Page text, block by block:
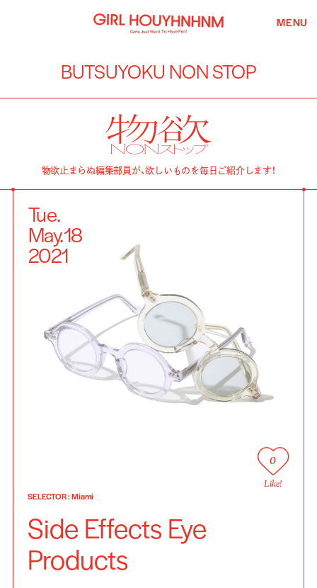
MENU
BUTSUYOKU NON STOP
物欲止まらぬ編集部員が、欲しいものを毎日ご紹介します！
Tue.
May.18
2021
0
Like!
SELECTOR: Miami
Side Effects Eye
Products